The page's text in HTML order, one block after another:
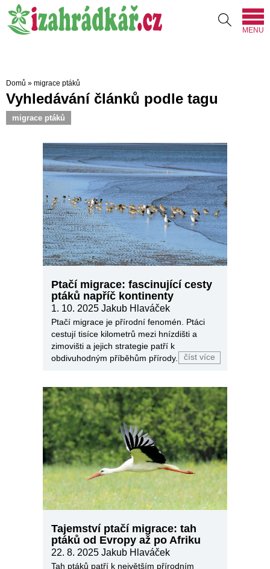
MENU
Domů » migrace ptáků
Vyhledávání článků podle tagu
migrace ptáků
Ptačí migrace: fascinující cesty
ptáků napříč kontinenty
1. 10. 2025 Jakub Hlaváček
Ptačí migrace je přírodní fenomén. Ptáci
cestují tisíce kilometrů mezi hnízdišti a
zimovišti a jejich strategie patří k
obdivuhodným příběhům přírody.
číst více
Tajemství ptačí migrace: tah
ptáků od Evropy až po Afriku
22. 8. 2025 Jakub Hlaváček
Tah ptáků patří k největším přírodním